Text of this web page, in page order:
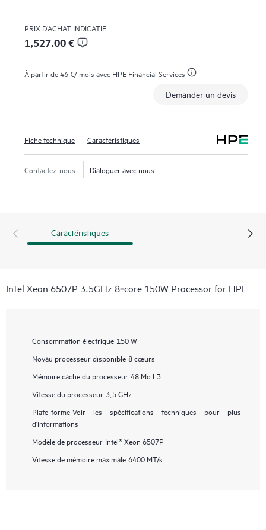
PRIX D’ACHAT INDICATIF :
1,527.00 €
À partir de46 €/ mois avec HPE Financial Services
Demander un devis
Fiche technique Caractéristiques
Contactez-nous Dialoguer avec nous
Caractéristiques
Intel Xeon 6507P 3.5GHz 8‑core 150W Processor for HPE
Consommation électrique 150 W
Noyau processeur disponible 8 cœurs
Mémoire cache du processeur 48 Mo L3
Vitesse du processeur 3,5 GHz
Plate-forme Voir les spécifications techniques pour plus
d'informations
Modèle de processeur Intel® Xeon 6507P
Vitesse de mémoire maximale 6400 MT/s